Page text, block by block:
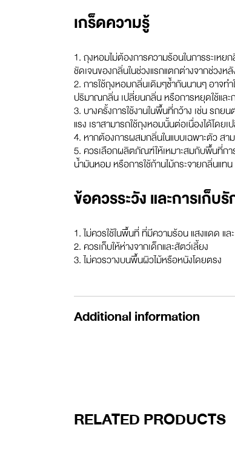
เกร็ดความรู้
1. ถุงหอมไม่ต้องการความร้อนในการระเห
ชัดเจนของกลิ่นในช่วงแรกแตกต่างจากช่วงหลั
2. การใช้ถุงหอมกลิ่นเดิมๆซ้ำกันนานๆ อาจ
ปริมาณกลิ่น เปลี่ยนกลิ่น หรือการหยุดใช้และ
3. บางครั้งการใช้งานในพื้นที่กว้าง เช่น รถ
แรง เราสามารถใช้ถุงหอมนั้นต่อเนื่องได้โด
4. หากต้องการผสมกลิ่นในแบบเฉพาะตัว ส
5. ควรเลือกผลิตภัณฑ์ให้เหมาะสมกับพื้นที่กา
น้ำมันหอม หรือการใช้ก้านไม้กระจายกลิ่นแทน
ข้อควรระวัง และการเก็บ
1. ไม่ควรใช้ในพื้นที่ ที่มีความร้อน แสงแดด แ
2. ควรเก็บให้ห่างจากเด็กและสัตว์เลี้ยง
3. ไม่ควรวางบนพื้นผิวไม้หรือหนังโดยตรง
Additional information
RELATED PRODUCTS